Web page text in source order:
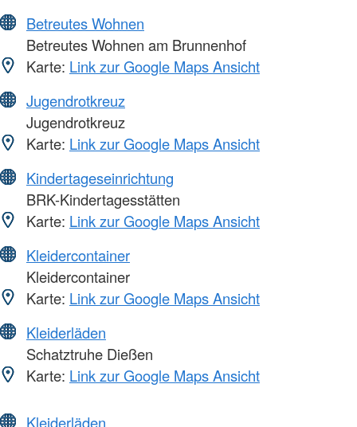
Betreutes Wohnen
Betreutes Wohnen am Brunnenhof
Karte: Link zur Google Maps Ansicht
Jugendrotkreuz
Jugendrotkreuz
Karte: Link zur Google Maps Ansicht
Kindertageseinrichtung
BRK-Kindertagesstätten
Karte: Link zur Google Maps Ansicht
Kleidercontainer
Kleidercontainer
Karte: Link zur Google Maps Ansicht
Kleiderläden
Schatztruhe Dießen
Karte: Link zur Google Maps Ansicht
Kleiderläden